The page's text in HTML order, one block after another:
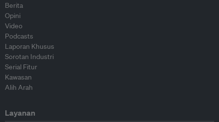
Berita
Opini
Video
Podcasts
Laporan Khusus
Sorotan Industri
Serial Fitur
Kawasan
Alih Arah
Layanan